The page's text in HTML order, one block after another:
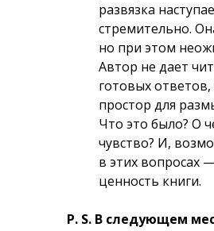
развязка
стремительно.
но при этом
Автор не дает
готовых ответов,
простор для
Что это было? О
чувство? И,
в этих вопросах
ценность книги.
P. S. В следующем